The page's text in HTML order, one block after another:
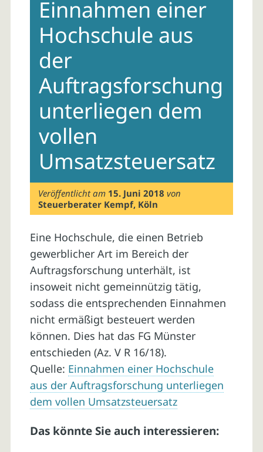
contentEinnahmen einer
Hochschule aus
der
Auftragsforschung
unterliegen dem
vollen
Umsatzsteuersatz
Veröffentlicht am 15. Juni 2018 von
Steuerberater Kempf, Köln
Eine Hochschule, die einen Betrieb
gewerblicher Art im Bereich der
Auftragsforschung unterhält, ist
insoweit nicht gemeinnützig tätig,
sodass die entsprechenden Einnahmen
nicht ermäßigt besteuert werden
können. Dies hat das FG Münster
entschieden (Az. V R 16/18).
Quelle: Einnahmen einer Hochschule
aus der Auftragsforschung unterliegen
dem vollen Umsatzsteuersatz
Das könnte Sie auch interessieren: